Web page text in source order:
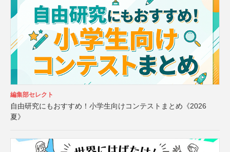
編集部セレクト
自由研究にもおすすめ！小学生向けコンテストまとめ《2026
夏》